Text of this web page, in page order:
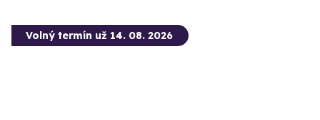
Volný termín už 14. 08. 2026